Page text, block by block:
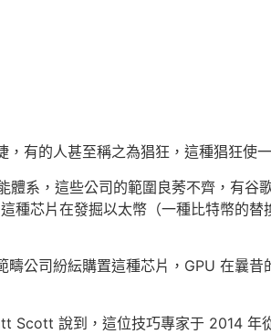
，有的人甚至稱之為猖狂，這種猖狂使
體系，這些公司的範圍良莠不齊，有
種芯片在發掘以太幣（一種比特幣的
疇公司紛紜購置這種芯片，GPU 在曩
Scott 說到，這位技巧專家于 2014 年